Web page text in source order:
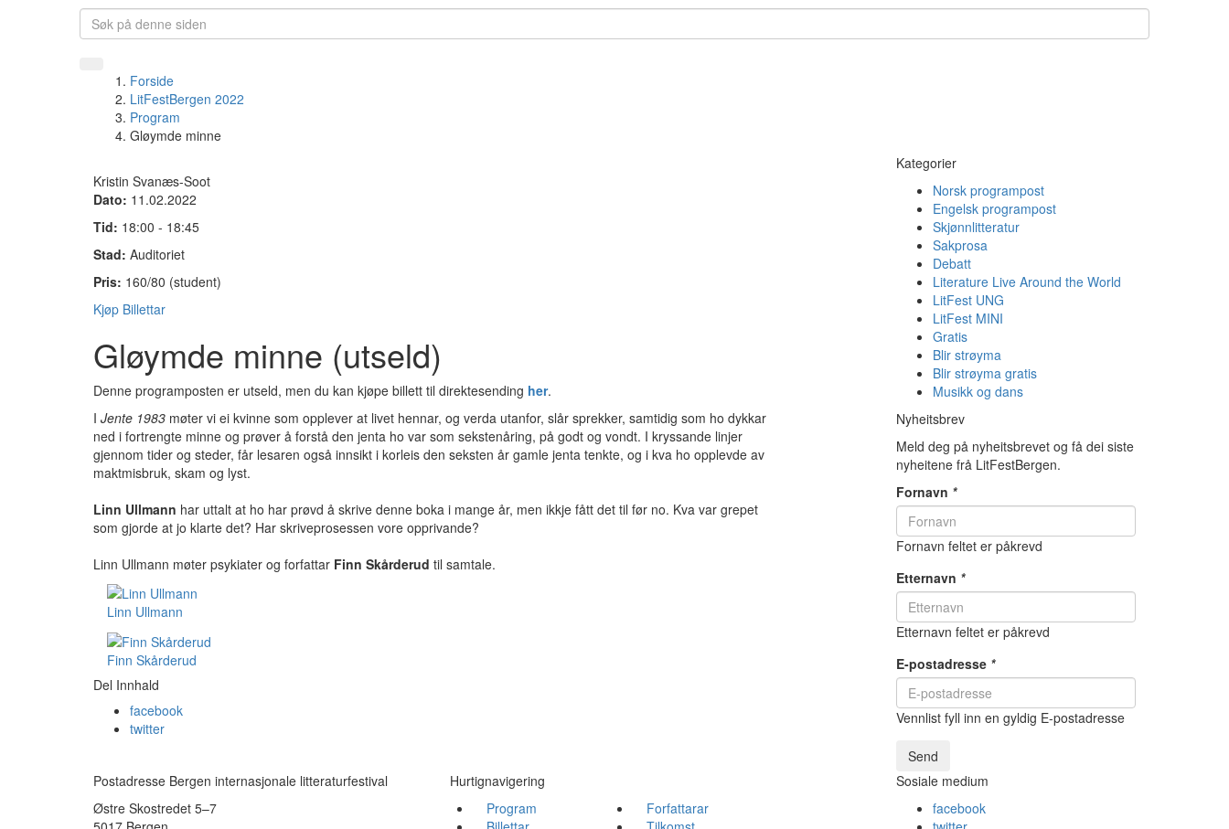
Forside
LitFestBergen 2022
Program
Gløymde minne
Kristin Svanæs-Soot
Dato: 11.02.2022
Tid: 18:00 - 18:45
Stad: Auditoriet
Pris: 160/80 (student)
Kjøp Billettar
Gløymde minne (utseld)
Denne programposten er utseld, men du kan kjøpe billett til direktesending her.
I Jente 1983 møter vi ei kvinne som opplever at livet hennar, og verda utanfor, slår sprekker, samtidig som ho dykkar
ned i fortrengte minne og prøver å forstå den jenta ho var som sekstenåring, på godt og vondt. I kryssande linjer
gjennom tider og steder, får lesaren også innsikt i korleis den seksten år gamle jenta tenkte, og i kva ho opplevde av
maktmisbruk, skam og lyst.
Linn Ullmann har uttalt at ho har prøvd å skrive denne boka i mange år, men ikkje fått det til før no. Kva var grepet
som gjorde at jo klarte det? Har skriveprosessen vore opprivande?
Linn Ullmann møter psykiater og forfattar Finn Skårderud til samtale.
Linn Ullmann
Finn Skårderud
Del Innhald
facebook
twitter
Kategorier
Norsk programpost
Engelsk programpost
Skjønnlitteratur
Sakprosa
Debatt
Literature Live Around the World
LitFest UNG
LitFest MINI
Gratis
Blir strøyma
Blir strøyma gratis
Musikk og dans
Nyheitsbrev
Meld deg på nyheitsbrevet og få dei siste
nyheitene frå LitFestBergen.
Fornavn *
Fornavn feltet er påkrevd
Etternavn *
Etternavn feltet er påkrevd
E-postadresse *
Vennlist fyll inn en gyldig E-postadresse
Send
Postadresse Bergen internasjonale litteraturfestival
Østre Skostredet 5–7
Hurtignavigering
Program
Forfattarar
Sosiale medium
facebook